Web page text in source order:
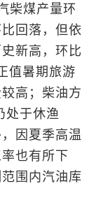
柴煤产量环
回落，但依
新高，环比
值暑期旅游
高；柴油方
处于休渔
因夏季高温
也有所下
围内汽油库